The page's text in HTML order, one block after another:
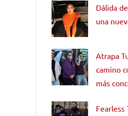
Dálida
una
Atrapa
camino
más
Fearless